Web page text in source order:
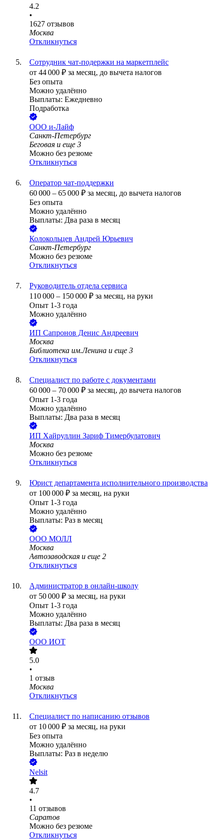
4.2
•
1627 отзывов
Москва
Откликнуться
Сотрудник чат-подержки на маркетплейс
от 44 000 ₽ за месяц, до вычета налогов
Без опыта
Можно удалённо
Выплаты: Ежедневно
Подработка
ООО и-Лайф
Санкт-Петербург
Беговая и еще 3
Можно без резюме
Откликнуться
Оператор чат-поддержки
60 000 – 65 000 ₽ за месяц, до вычета налогов
Без опыта
Можно удалённо
Выплаты: Два раза в месяц
Колокольцев Андрей Юрьевич
Санкт-Петербург
Можно без резюме
Откликнуться
Руководитель отдела сервиса
110 000 – 150 000 ₽ за месяц, на руки
Опыт 1-3 года
Можно удалённо
ИП Сапронов Денис Андреевич
Москва
Библиотека им.Ленина и еще 3
Откликнуться
Специалист по работе с документами
60 000 – 70 000 ₽ за месяц, до вычета налогов
Опыт 1-3 года
Можно удалённо
Выплаты: Два раза в месяц
ИП Хайруллин Зариф Тимербулатович
Москва
Можно без резюме
Откликнуться
Юрист департамента исполнительного производства
от 100 000 ₽ за месяц, на руки
Опыт 1-3 года
Можно удалённо
Выплаты: Раз в месяц
ООО МОЛЛ
Москва
Автозаводская и еще 2
Откликнуться
Администратор в онлайн-школу
от 50 000 ₽ за месяц, на руки
Опыт 1-3 года
Можно удалённо
Выплаты: Два раза в месяц
ООО ИОТ
5.0
•
1 отзыв
Москва
Откликнуться
Специалист по написанию отзывов
от 10 000 ₽ за месяц, на руки
Без опыта
Можно удалённо
Выплаты: Раз в неделю
Nelsit
4.7
•
11 отзывов
Саратов
Можно без резюме
Откликнуться